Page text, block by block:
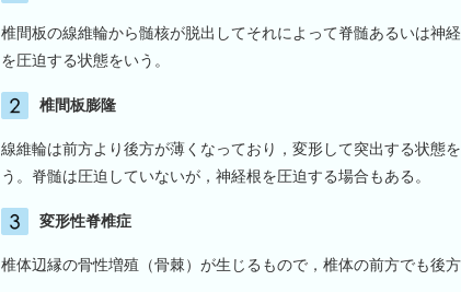
椎間板の線維輪から髄核が脱出してそれによって脊髄あるいは神
を圧迫する状態をいう。
椎間板膨隆
線維輪は前方より後方が薄くなっており，変形して突出する状態
う。脊髄は圧迫していないが，神経根を圧迫する場合もある。
変形性脊椎症
椎体辺縁の骨性増殖（骨棘）が生じるもので，椎体の前方でも後